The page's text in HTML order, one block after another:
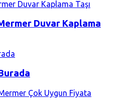
Duvar Kaplama